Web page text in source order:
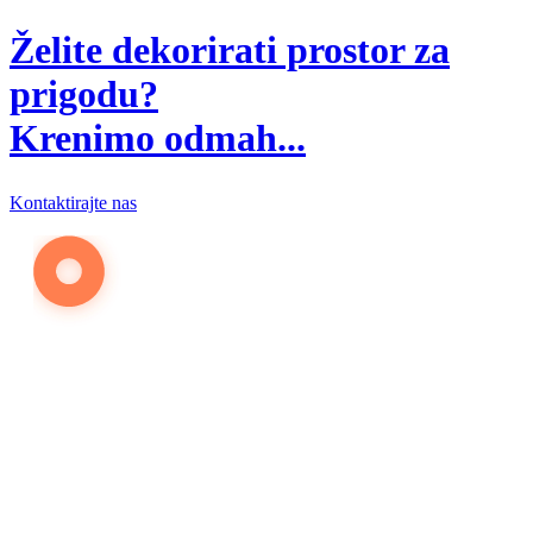
Želite dekorirati prostor za
prigodu?
Krenimo odmah...
Kontaktirajte nas